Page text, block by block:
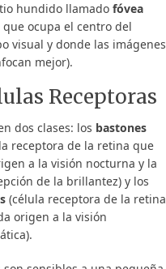
hundido llamado fóvea
que ocupa el centro del
visual y donde las imágenes
mejor).
Receptoras
dos clases: los bastones
receptora de la retina que
a la visión nocturna y la
de la brillantez) y los
(célula receptora de la retina
origen a la visión